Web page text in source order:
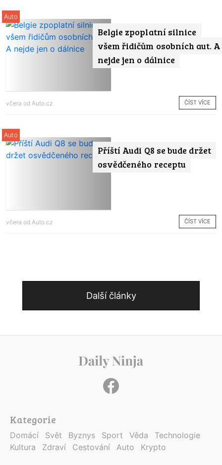
Belgie zpoplatní silnice
všem řidičům osobních aut. A
nejde jen o dálnice
Auto
včera od Auto.cz ČÍST VÍCE
Příští Audi Q8 se bude držet
osvědčeného receptu
Auto
včera od Auto.cz ČÍST VÍCE
Další články
Kategorie
Domácí Svět Byznys Sport Věda
Technologie
Kultura
Zdraví Cestování Auto Krypto